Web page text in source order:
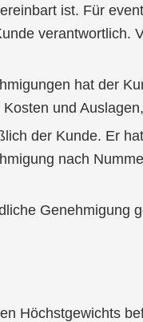
ist. Für
verantwortlich.
hat der
und
der Kunde. Er
nach
Genehmigung
Höchstgewichts